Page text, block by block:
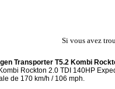
Si vous avez
Transporter T5.2 Kombi
Rockton 2.0 TDI 140HP
de 170 km/h / 106 mph.